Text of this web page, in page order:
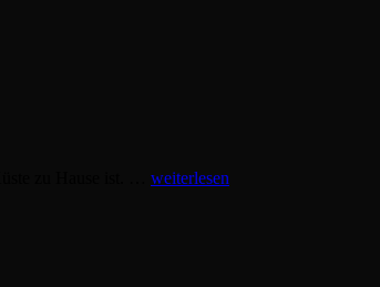
weiterlesen